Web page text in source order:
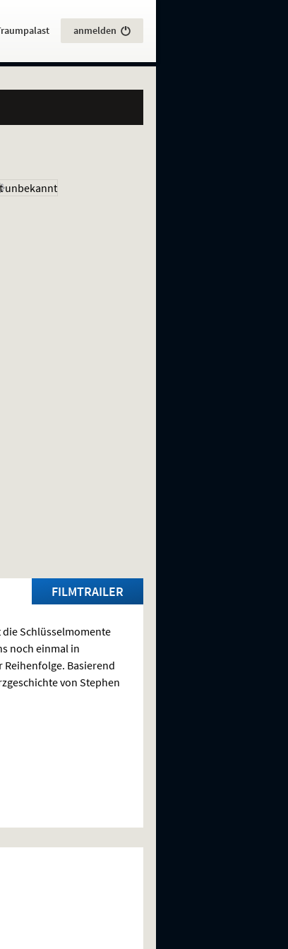
anmelden
FILMTRAILER
Schlüsselmomente
noch einmal in
Reihenfolge. Basierend
von Stephen